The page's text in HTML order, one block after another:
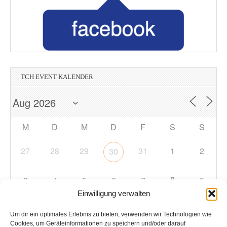
Einwilligung verwalten
Um dir ein optimales Erlebnis zu bieten, verwenden wir Technologien wie
Cookies, um Geräteinformationen zu speichern und/oder darauf
TCH EVENT KALENDER
M D M D F S S
27 28 29 30 31 1 2
3 4 5 6 7 8 9
10 11 12 13 14 15